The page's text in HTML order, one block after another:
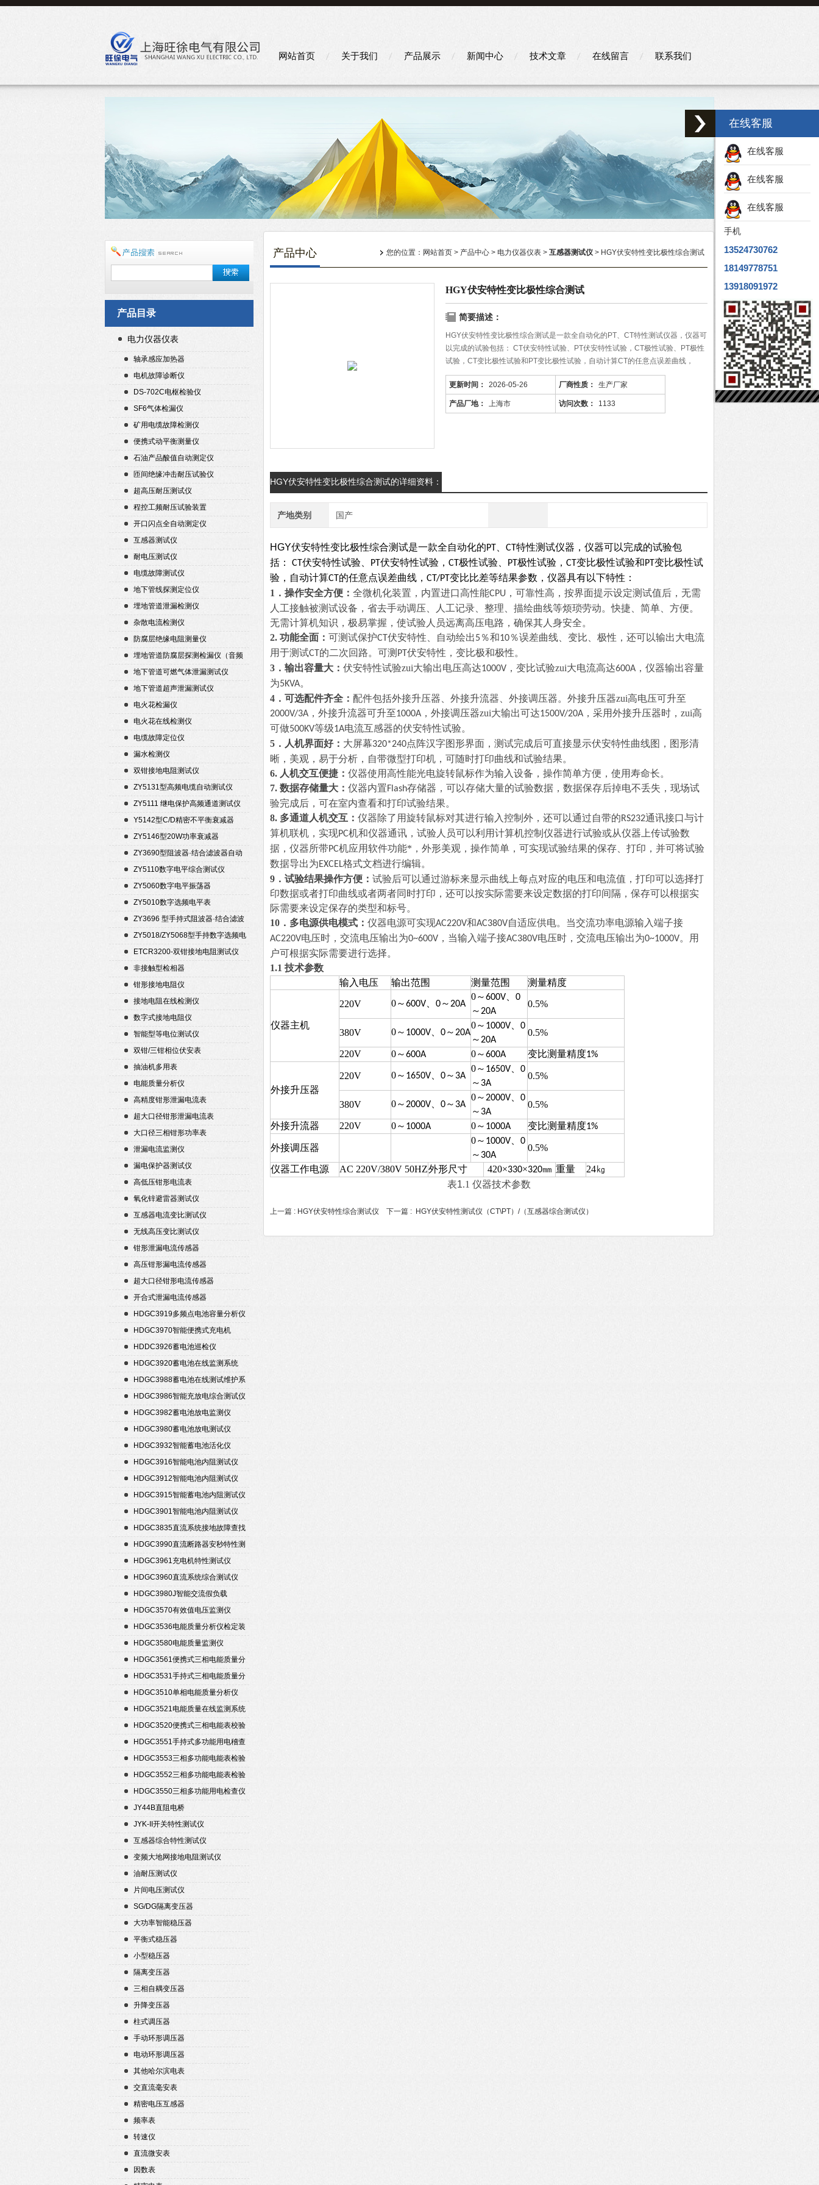
网站首页 关于我们 产品展示 新闻中心 技术文章 在线留言 联系我们
产品目录
电力仪器仪表
轴承感应加热器
电机故障诊断仪
DS-702C电枢检验仪
SF6气体检漏仪
矿用电缆故障检测仪
便携式动平衡测量仪
石油产品酸值自动测定仪
匝间绝缘冲击耐压试验仪
超高压耐压测试仪
程控工频耐压试验装置
开口闪点全自动测定仪
互感器测试仪
耐电压测试仪
电缆故障测试仪
地下管线探测定位仪
埋地管道泄漏检测仪
杂散电流检测仪
防腐层绝缘电阻测量仪
埋地管道防腐层探测检漏仪（音频
检漏仪）
地下管道可燃气体泄漏测试仪
地下管道超声泄漏测试仪
电火花检漏仪
电火花在线检测仪
电缆故障定位仪
漏水检测仪
双钳接地电阻测试仪
ZY5131型高频电缆自动测试仪
ZY5111 继电保护高频通道测试仪
Y5142型C/D精密不平衡衰减器
（50Ω）
ZY5146型20W功率衰减器
ZY3690型阻波器·结合滤波器自动
测试仪
ZY5110数字电平综合测试仪
ZY5060数字电平振荡器
ZY5010数字选频电平表
ZY3696 型手持式阻波器·结合滤波
器自动测试仪
ZY5018/ZY5068型手持数字选频电
平表/电平振荡器
ETCR3200-双钳接地电阻测试仪
非接触型检相器
钳形接地电阻仪
接地电阻在线检测仪
数字式接地电阻仪
智能型等电位测试仪
双钳/三钳相位伏安表
抽油机多用表
电能质量分析仪
高精度钳形泄漏电流表
超大口径钳形泄漏电流表
大口径三相钳形功率表
泄漏电流监测仪
漏电保护器测试仪
高低压钳形电流表
氧化锌避雷器测试仪
互感器电流变比测试仪
无线高压变比测试仪
钳形泄漏电流传感器
高压钳形漏电流传感器
超大口径钳形电流传感器
开合式泄漏电流传感器
HDGC3919多频点电池容量分析仪
HDGC3970智能便携式充电机
HDDC3926蓄电池巡检仪
HDGC3920蓄电池在线监测系统
HDGC3988蓄电池在线测试维护系
统
HDGC3986智能充放电综合测试仪
HDGC3982蓄电池放电监测仪
HDGC3980蓄电池放电测试仪
HDGC3932智能蓄电池活化仪
HDGC3916智能电池内阻测试仪
HDGC3912智能电池内阻测试仪
HDGC3915智能蓄电池内阻测试仪
HDGC3901智能电池内阻测试仪
HDGC3835直流系统接地故障查找
仪
HDGC3990直流断路器安秒特性测
试仪
HDGC3961充电机特性测试仪
HDGC3960直流系统综合测试仪
HDGC3980J智能交流假负载
HDGC3570有效值电压监测仪
HDGC3536电能质量分析仪检定装
置
HDGC3580电能质量监测仪
HDGC3561便携式三相电能质量分
析仪
HDGC3531手持式三相电能质量分
析仪
HDGC3510单相电能质量分析仪
HDGC3521电能质量在线监测系统
HDGC3520便携式三相电能表校验
仪
HDGC3551手持式多功能用电稽查
仪
HDGC3553三相多功能电能表检验
装置
HDGC3552三相多功能电能表检验
装置
HDGC3550三相多功能用电检查仪
JY44B直阻电桥
JYK-II开关特性测试仪
互感器综合特性测试仪
变频大地网接地电阻测试仪
油耐压测试仪
片间电压测试仪
SG/DG隔离变压器
大功率智能稳压器
平衡式稳压器
小型稳压器
隔离变压器
三相自耦变压器
升降变压器
柱式调压器
手动环形调压器
电动环形调压器
其他哈尔滨电表
交直流毫安表
精密电压互感器
频率表
转速仪
直流微安表
因数表
产品中心 您的位置： 网站首页 > 产品中心 > 电力仪器仪表 > 互感器测试仪 > HGY伏安特性变比极性综合测试
HGY伏安特性变比极性综合测试
简要描述：
HGY伏安特性变比极性综合测试是一款全自动化的PT、CT特性测试仪器，仪器可
以完成的试验包括： CT伏安特性试验、PT伏安特性试验，CT极性试验、PT极性
试验，CT变比极性试验和PT变比极性试验，自动计算CT的任意点误差曲线，
CT/PT变比比差等结果参数
更新时间：
2026-05-26 厂商性质： 生产厂家
产品厂地： 上海市 访问次数： 1133
HGY伏安特性变比极性综合测试的详细资料：
产地类别 国产
HGY伏安特性变比极性综合测试是一款全自动化的PT CT特性测试仪器，仪器可以完成的试验包
括： CT伏安特性试验、 PT伏安特性试验， CT极性试验、 PT极性试验， CT变比极性试验和PT变比极性试
验，自动计算CT的任意点误差曲线， CT/PT变比比差等结果参数，仪器具有以下特性：
1．操作安全方便： 全微机化装置，内置进口高性能CPU ，可靠性高，按界面提示设定测试值后，无需
人工接触被测试设备，省去手动调压、人工记录、整理、描绘曲线等烦琐劳动。快捷、简单、方便。
无需计算机知识，极易掌握，使试验人员远离高压电路，确保其人身安全。
2. 功能全面： 可测试保护CT 伏安特性、自动绘出5％和10％误差曲线、变比、极性，还可以输出大电流
用于测试CT 的二次回路。可测 PT 伏安特性，变比极和极性。
3．输出容量大： 伏安特性试验zui大输出电压高达1000V ，变比试验zui大电流高达600A ，仪器输出容量
为5KVA。
4．可选配件齐全： 配件包括外接升压器、外接升流器、外接调压器。外接升压器zui高电压可升至
2000V/3A ，外接升流器可升至1000A ，外接调压器zui大输出可达1500V/20A ，采用外接升压器时，zui高
可做500KV等级1A电流互感器的伏安特性试验。
5．人机界面好： 大屏幕320*240点阵汉字图形界面，测试完成后可直接显示伏安特性曲线图，图形清
晰，美观，易于分析，自带微型打印机，可随时打印曲线和试验结果。
6. 人机交互便捷： 仪器使用高性能光电旋转鼠标作为输入设备，操作简单方便，使用寿命长。
7. 数据存储量大： 仪器内置Flash存储器，可以存储大量的试验数据，数据保存后掉电不丢失，现场试
验完成后，可在室内查看和打印试验结果。
8. 多通道人机交互： 仪器除了用旋转鼠标对其进行输入控制外，还可以通过自带的RS232通讯接口与计
算机联机，实现PC机和仪器通讯，试验人员可以利用计算机控制仪器进行试验或从仪器上传试验数
据，仪器所带PC机应用软件功能*，外形美观，操作简单，可实现试验结果的保存、打印，并可将试验
数据导出为EXCEL格式文档进行编辑。
9．试验结果操作方便： 试验后可以通过游标来显示曲线上每点对应的电压和电流值，打印可以选择打
印数据或者打印曲线或者两者同时打印，还可以按实际需要来设定数据的打印间隔，保存可以根据实
际需要来设定保存的类型和标号。
10．多电源供电模式： 仪器电源可实现AC220V和AC380V自适应供电。当交流功率电源输入端子接
AC220V电压时，交流电压输出为0~600V ，当输入端子接AC380V电压时，交流电压输出为0~1000V。用
户可根据实际需要进行选择。
1.1 技术参数
输入电压
输出范围 测量范围 测量精度
仪器主机
220V 0～600V 0～20A
0～600V 0
～20A
0.5%
380V 0～ 1000V 0～20A
0～ 1000V 0
～20A
0.5%
220V 0～600A 0～600A 变比测量精度1%
外接升压器
220V 0～ 1650V 0～ 3A
0～ 1650V 0
～ 3A
0.5%
380V 0～2000V 0～ 3A
0～2000V 0
～ 3A
0.5%
外接升流器 220V 0～ 1000A 0～ 1000A 变比测量精度1%
外接调压器
0～ 1000V 0
～ 30A
0.5%
仪器工作电源 AC 220V/380V 50HZ外形尺寸 420×330×320㎜ 重量 24㎏
表1.1 仪器技术参数
上一篇 : HGY伏安特性综合测试仪 下一篇 : HGY伏安特性测试仪（CT\PT）/（互感器综合测试仪）
在线客服
在线客服
在线客服
在线客服
手机
13524730762
18149778751
13918091972